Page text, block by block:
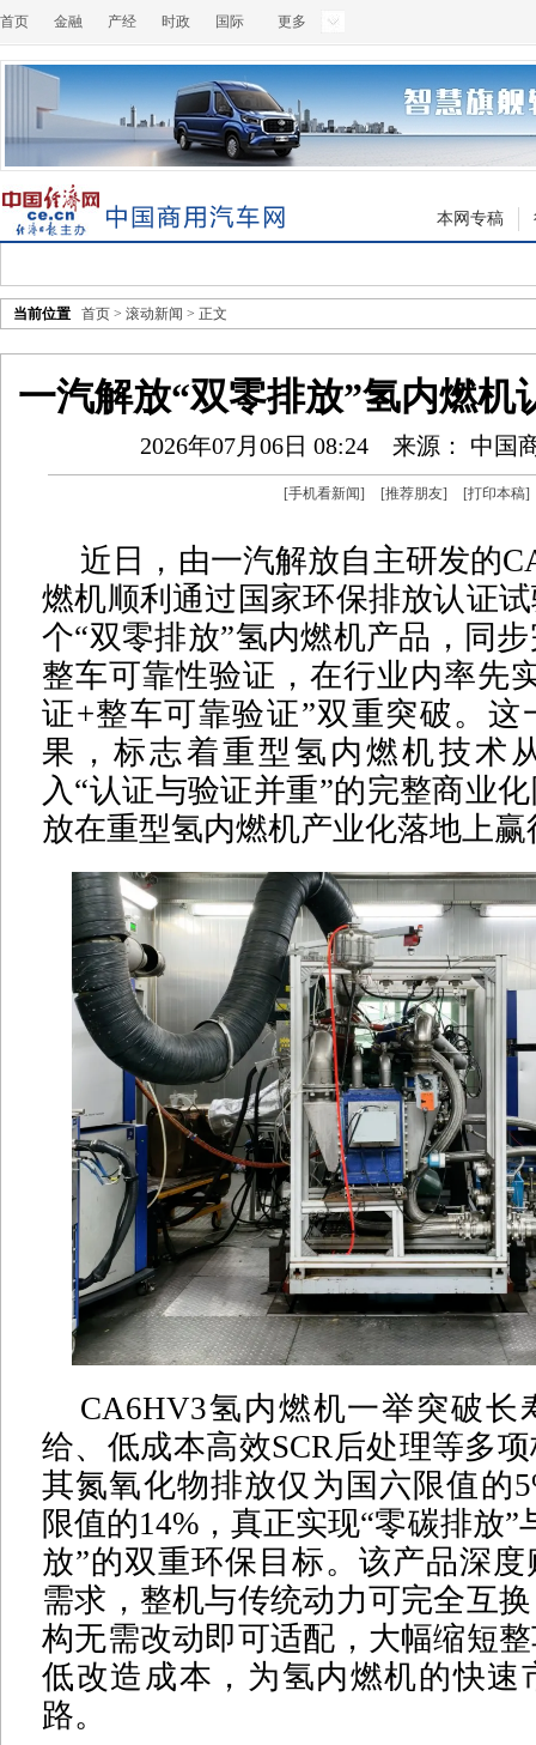
首页 金融 产经 时政 国际 更多
本网专稿
当前位置 首页 > 滚动新闻 > 正文
一汽解放“双零排放”氢内燃机
2026年07月06日 08:24 来源： 中国
[手机看新闻] [推荐朋友] [打印本稿]
近日，由一汽解放自主研发的
燃机顺利通过国家环保排放认证
个“双零排放”氢内燃机产品，同
整车可靠性验证，在行业内率先
证+整车可靠验证”双重突破。这
果，标志着重型氢内燃机技术
入“认证与验证并重”的完整商业
放在重型氢内燃机产业化落地上
CA6HV3氢内燃机一举突破长
给、低成本高效SCR后处理等多
其氮氧化物排放仅为国六限值的
限值的14%，真正实现“零碳排放”
放”的双重环保目标。该产品深
需求，整机与传统动力可完全互
构无需改动即可适配，大幅缩短
低改造成本，为氢内燃机的快速
路。